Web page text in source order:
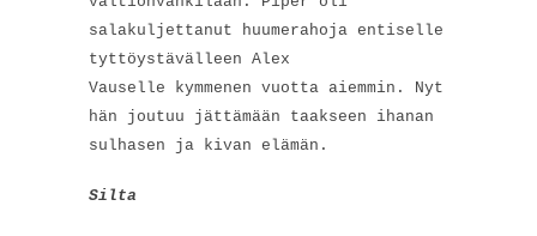
salakuljettanut huumerahoja entiselle
tyttöystävälleen Alex
Vauselle kymmenen vuotta aiemmin. Nyt
hän joutuu jättämään taakseen ihanan
sulhasen ja kivan elämän.
Silta